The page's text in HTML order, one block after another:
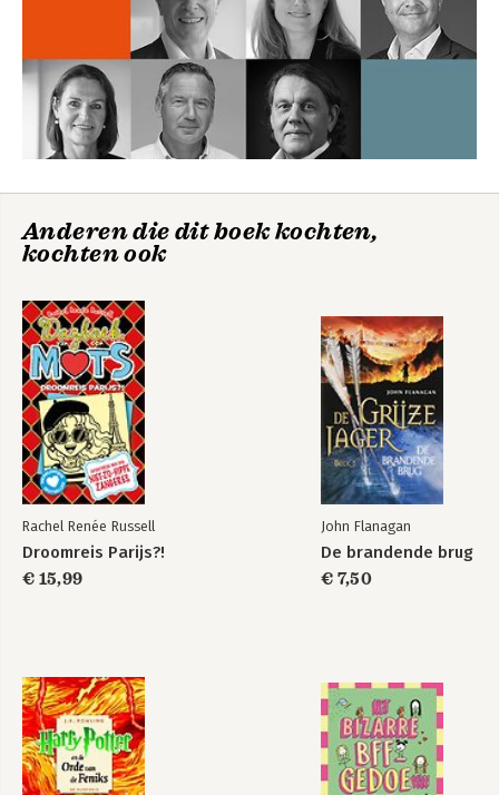
Anderen die dit boek kochten,
kochten ook
Rachel Renée Russell
Droomreis Parijs?!
€ 15,99
John Flanagan
De brandende brug
€ 7,50